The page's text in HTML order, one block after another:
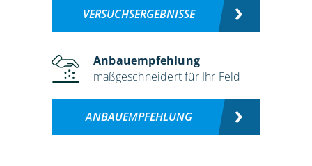
VERSUCHSERGEBNISSE
Anbauempfehlung
maßgeschneidert für Ihr Feld
ANBAUEMPFEHLUNG